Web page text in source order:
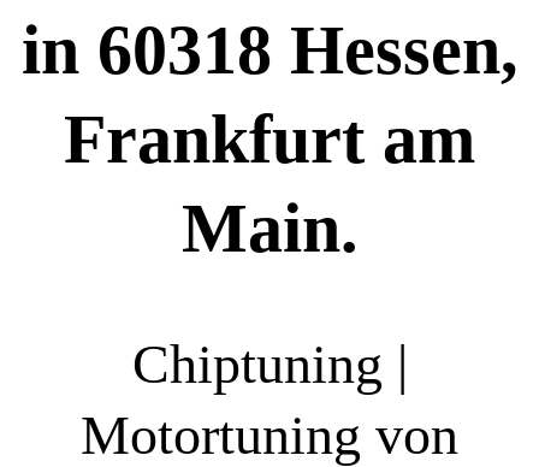
in 60318 Hessen,
Frankfurt am
Main.
Chiptuning |
Motortuning von